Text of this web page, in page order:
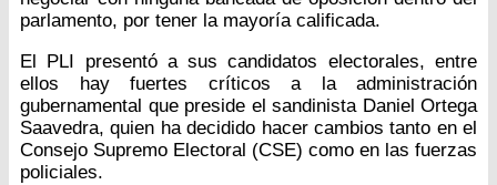
parlamento, por tener la mayoría calificada.
El PLI presentó a sus candidatos electorales, entre
ellos hay fuertes críticos a la administración
gubernamental que preside el sandinista Daniel Ortega
Saavedra, quien ha decidido hacer cambios tanto en el
Consejo Supremo Electoral (CSE) como en las fuerzas
policiales.